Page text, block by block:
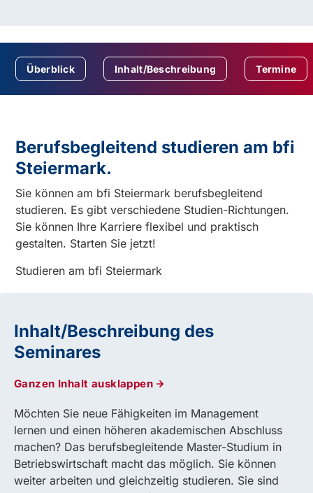
Überblick Inhalt/Beschreibung Termine
Berufsbegleitend studieren am bfi
Steiermark.
Sie können am bfi Steiermark berufsbegleitend
studieren. Es gibt verschiedene Studien-Richtungen.
Sie können Ihre Karriere flexibel und praktisch
gestalten. Starten Sie jetzt!
Studieren am bfi Steiermark
Inhalt/Beschreibung des
Seminares
Ganzen Inhalt ausklappen
Möchten Sie neue Fähigkeiten im Management
lernen und einen höheren akademischen Abschluss
machen? Das berufsbegleitende Master-Studium in
Betriebswirtschaft macht das möglich. Sie können
weiter arbeiten und gleichzeitig studieren. Sie sind